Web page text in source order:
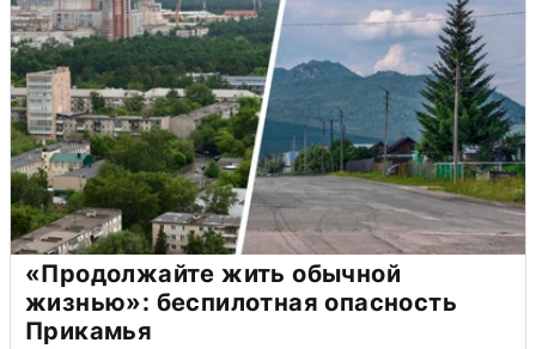
«Продолжайте жить обычной
жизнью»: беспилотная опасность
Прикамья